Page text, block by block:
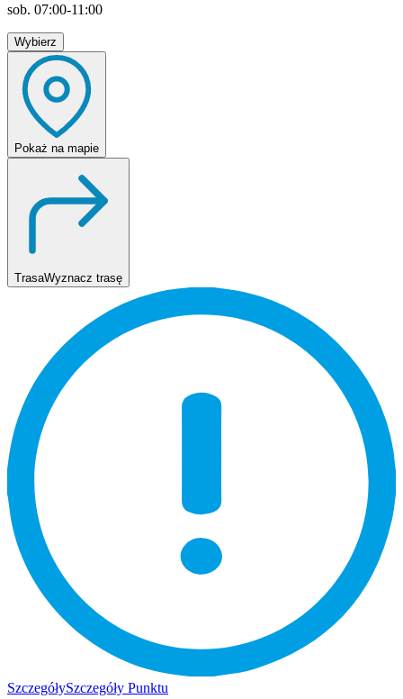
sob. 07:00-11:00
Wybierz
Pokaż na mapie
TrasaWyznacz trasę
SzczegółySzczegóły Punktu